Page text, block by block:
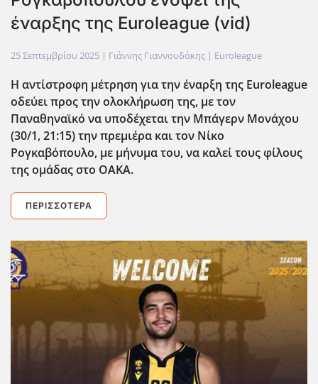
έναρξης της Euroleague (vid)
25 Σεπτεμβρίου 2025 | Γιάννης Γιαννουδάκης | Euroleague
Η αντίστροφη μέτρηση για την έναρξη της Euroleague
οδεύει προς την ολοκλήρωση της, με τον
Παναθηναϊκό να υποδέχεται την Μπάγερν Μονάχου
(30/1, 21:15) την πρεμιέρα και τον Νίκο
Ρογκαβόπουλο, με μήνυμα του, να καλεί τους φίλους
της ομάδας στο ΟΑΚΑ.
ΠΕΡΙΣΣΌΤΕΡΑ